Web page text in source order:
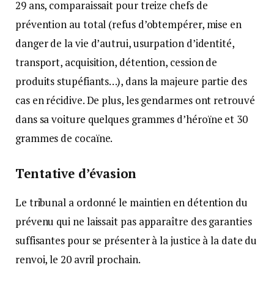
29 ans, comparaissait pour treize chefs de
prévention au total (refus d’obtempérer, mise en
danger de la vie d’autrui, usurpation d’identité,
transport, acquisition, détention, cession de
produits stupéfiants…), dans la majeure partie des
cas en récidive. De plus, les gendarmes ont retrouvé
dans sa voiture quelques grammes d’héroïne et 30
grammes de cocaïne.
Tentative d’évasion
Le tribunal a ordonné le maintien en détention du
prévenu qui ne laissait pas apparaître des garanties
suffisantes pour se présenter à la justice à la date du
renvoi, le 20 avril prochain.